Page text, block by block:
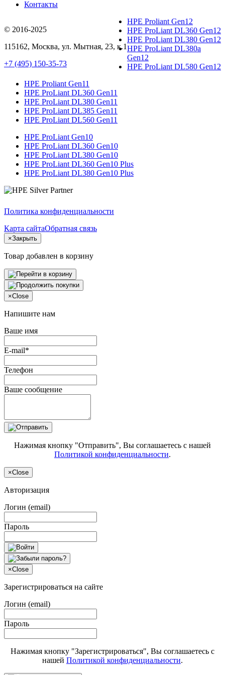
Контакты
© 2016-2025
115162, Москва, ул. Мытная, 23, к.1
+7 (495) 150-35-73
HPE Proliant Gen12
HPE ProLiant DL360 Gen12
HPE ProLiant DL380 Gen12
HPE ProLiant DL380a
Gen12
HPE ProLiant DL580 Gen12
HPE Proliant Gen11
HPE ProLiant DL360 Gen11
HPE ProLiant DL380 Gen11
HPE ProLiant DL385 Gen11
HPE ProLiant DL560 Gen11
HPE ProLiant Gen10
HPE ProLiant DL360 Gen10
HPE ProLiant DL380 Gen10
HPE ProLiant DL360 Gen10 Plus
HPE ProLiant DL380 Gen10 Plus
Политика конфиденциальности
Карта сайтаОбратная связь
×Закрыть
Товар добавлен в корзину
×Close
Напишите нам
Ваше имя
E-mail*
Телефон
Ваше сообщение
Нажимая кнопку "Отправить", Вы соглашаетесь с нашей
Политикой конфиденциальности.
×Close
Авторизация
Логин (email)
Пароль
×Close
Зарегистрироваться на сайте
Логин (email)
Пароль
Нажимая кнопку "Зарегистрироваться", Вы соглашаетесь с
нашей Политикой конфиденциальности.